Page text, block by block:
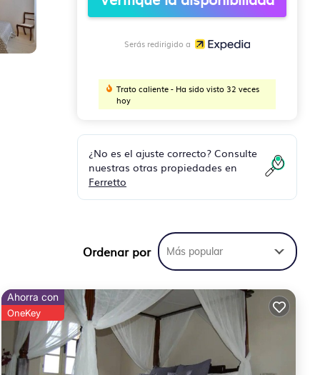
Serás redirigido a
Trato caliente - Ha sido visto 32 veces
hoy
¿No es el ajuste correcto? Consulte
nuestras otras propiedades en
Ferretto
Ordenar por Más popular
Ahorra con
OneKey